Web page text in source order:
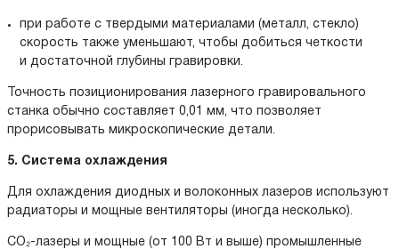
при работе с твердыми материалами (металл, стекло)
скорость также уменьшают, чтобы добиться четкости
и достаточной глубины гравировки.
Точность позиционирования лазерного гравировального
станка обычно составляет 0,01 мм, что позволяет
прорисовывать микроскопические детали.
5. Система охлаждения
Для охлаждения диодных и волоконных лазеров используют
радиаторы и мощные вентиляторы (иногда несколько).
CO₂-лазеры и мощные (от 100 Вт и выше) промышленные